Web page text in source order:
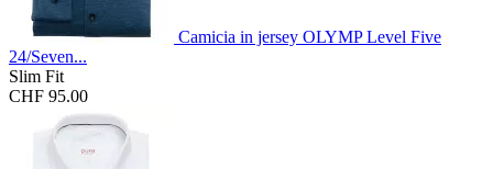
Camicia in jersey OLYMP Level Five
24/Seven...
Slim Fit
CHF 95.00